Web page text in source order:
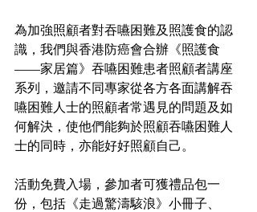
為加強照顧者對吞嚥困難及照護食的認
識，我們與香港防癌會合辦《照護食
——家居篇》吞嚥困難患者照顧者講座
系列，邀請不同專家從各方各面講解吞
嚥困難人士的照顧者常遇見的問題及如
何解決，使他們能夠於照顧吞嚥困難人
士的同時，亦能好好照顧自己。
活動免費入場， 參加者可獲禮品包一
份，包括《走過驚濤駭浪》小冊子、